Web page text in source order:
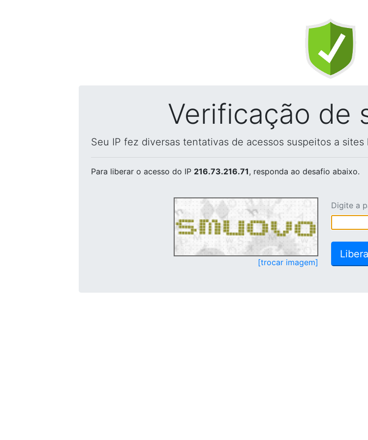
Verificação de
Seu IP fez diversas tentativas de acessos suspeitos a
Para liberar o acesso do IP 216.73.216.71, responda ao desafio abaixo.
[trocar imagem]
Digite a